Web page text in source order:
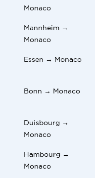
Monaco
Mannheim →
Monaco
Essen → Monaco
Bonn → Monaco
Duisbourg →
Monaco
Hambourg →
Monaco